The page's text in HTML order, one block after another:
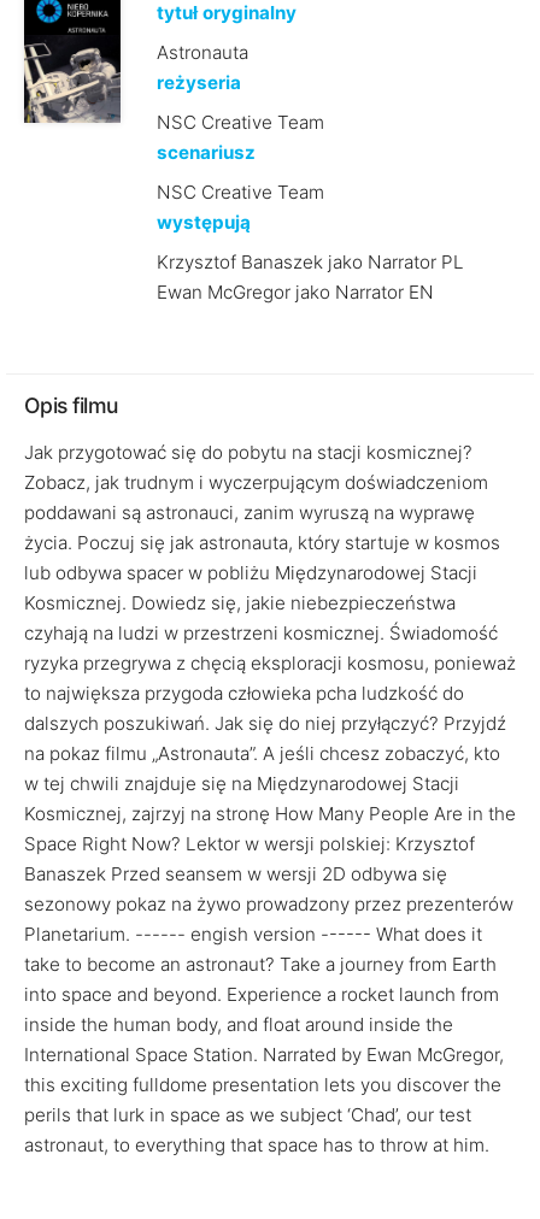
tytuł oryginalny
Astronauta
reżyseria
NSC Creative Team
scenariusz
NSC Creative Team
występują
Krzysztof Banaszek jako Narrator PL
Ewan McGregor jako Narrator EN
Opis filmu
Jak przygotować się do pobytu na stacji kosmicznej?
Zobacz, jak trudnym i wyczerpującym doświadczeniom
poddawani są astronauci, zanim wyruszą na wyprawę
życia. Poczuj się jak astronauta, który startuje w kosmos
lub odbywa spacer w pobliżu Międzynarodowej Stacji
Kosmicznej. Dowiedz się, jakie niebezpieczeństwa
czyhają na ludzi w przestrzeni kosmicznej. Świadomość
ryzyka przegrywa z chęcią eksploracji kosmosu, ponieważ
to największa przygoda człowieka pcha ludzkość do
dalszych poszukiwań. Jak się do niej przyłączyć? Przyjdź
na pokaz filmu „Astronauta”. A jeśli chcesz zobaczyć, kto
w tej chwili znajduje się na Międzynarodowej Stacji
Kosmicznej, zajrzyj na stronę How Many People Are in the
Space Right Now? Lektor w wersji polskiej: Krzysztof
Banaszek Przed seansem w wersji 2D odbywa się
sezonowy pokaz na żywo prowadzony przez prezenterów
Planetarium. ------ engish version ------ What does it
take to become an astronaut? Take a journey from Earth
into space and beyond. Experience a rocket launch from
inside the human body, and float around inside the
International Space Station. Narrated by Ewan McGregor,
this exciting fulldome presentation lets you discover the
perils that lurk in space as we subject ‘Chad’, our test
astronaut, to everything that space has to throw at him.